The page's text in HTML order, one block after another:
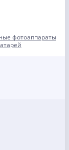
фотоаппараты